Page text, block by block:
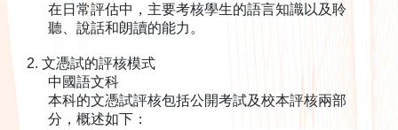
在日常評估中，主要考核學生的語言知識以及聆
聽、說話和朗讀的能力。
2. 文憑試的評核模式
中國語文科
本科的文憑試評核包括公開考試及校本評核兩部
分，概述如下：